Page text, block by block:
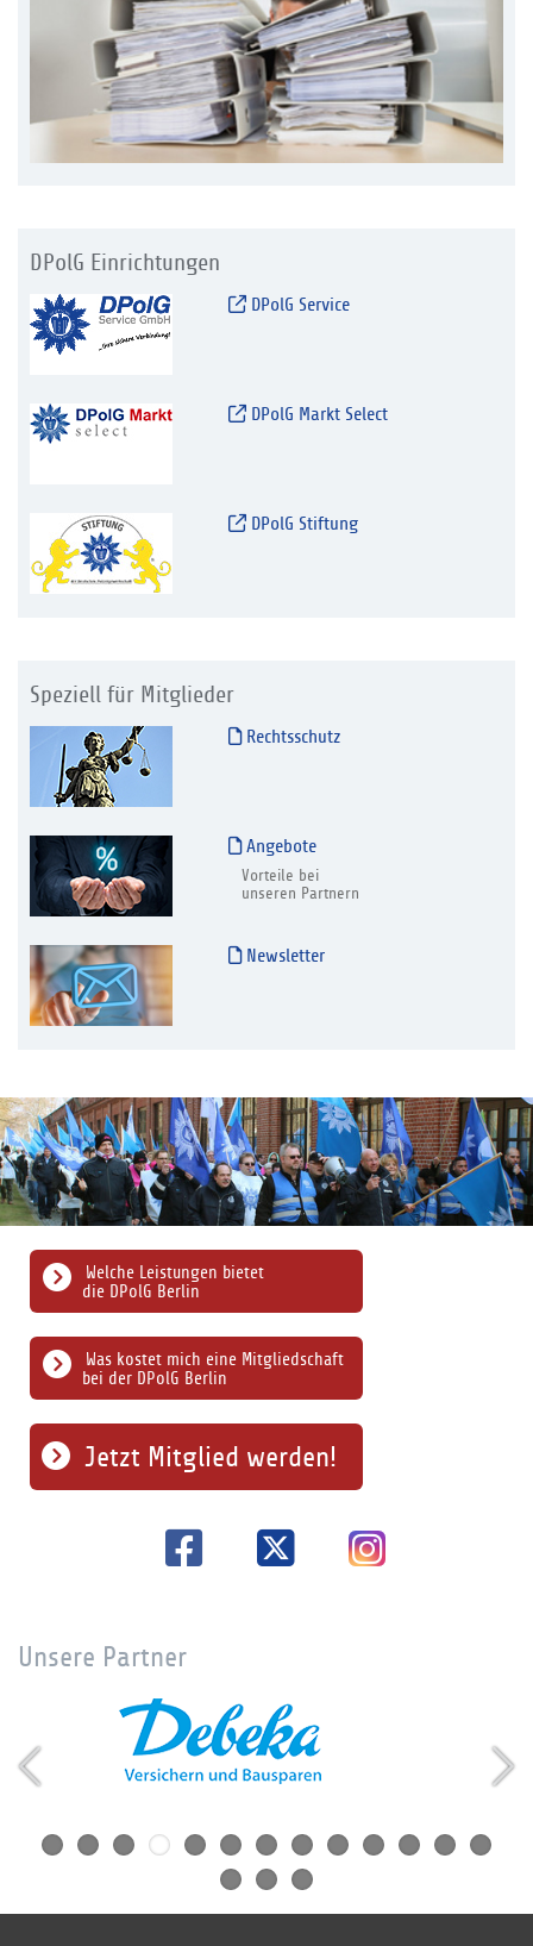
DPolG Einrichtungen
DPolG Service
DPolG Markt Select
DPolG Stiftung
Speziell für Mitglieder
Rechtsschutz
Angebote
Vorteile bei
unseren Partnern
Newsletter
Was kostet mich eine Mitgliedschaft
bei der DPolG Berlin
Welche Leistungen bietet
die DPolG Berlin
Jetzt Mitglied werden!
Unsere Partner